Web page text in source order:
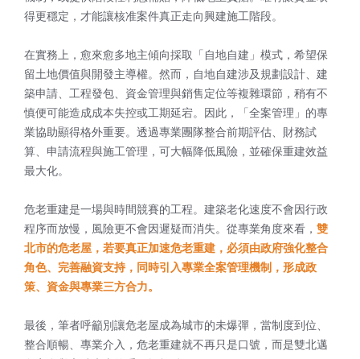
得更穩定，才能讓核准案件真正走向興建施工階段。
在實務上，愈來愈多地主傾向採取「自地自建」模式，希望保
留土地價值與開發主導權。然而，自地自建涉及規劃設計、建
築申請、工程發包、資金管理與銷售定位等複雜環節，稍有不
慎便可能造成成本失控或工期延宕。因此，「全案管理」的專
業協助顯得格外重要。透過專業團隊整合前期評估、財務試
算、申請流程與施工管理，可大幅降低風險，並確保重建效益
最大化。
危老重建是一場與時間競賽的工程。建築老化速度不會因行政
程序而放慢，風險更不會因遲疑而消失。從專業角度來看， 雙
北市的危老屋，若要真正加速危老重建，必須由政府強化整合
角色、完善融資支持，同時引入專業全案管理機制，形成政
策、資金與專業三方合力。
最後，筆者呼籲別讓危老屋成為城市的未爆彈，當制度到位、
整合順暢、專業介入，危老重建就不再只是口號，而是雙北邁